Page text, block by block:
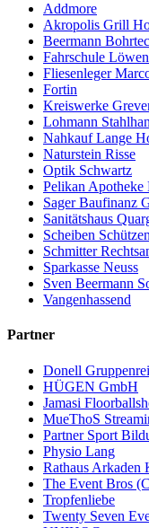
Addmore
Akropolis Grill
Beermann
Fahrschule
Fliesenleger
Fortin
Kreiswerke
Lohmann
Nahkauf Lange
Naturstein Risse
Optik Schwartz
Pelikan Apotheke
Sager Baufinanz
Sanitätshaus
Scheiben
Schmitter
Sparkasse Neuss
Sven Beermann
Vangenhassend
Partner
Donell
HÜGEN GmbH
Jamasi
MueThoS
Partner Sport
Physio Lang
Rathaus Arkaden
The Event Bros
Tropfenliebe
Twenty Seven